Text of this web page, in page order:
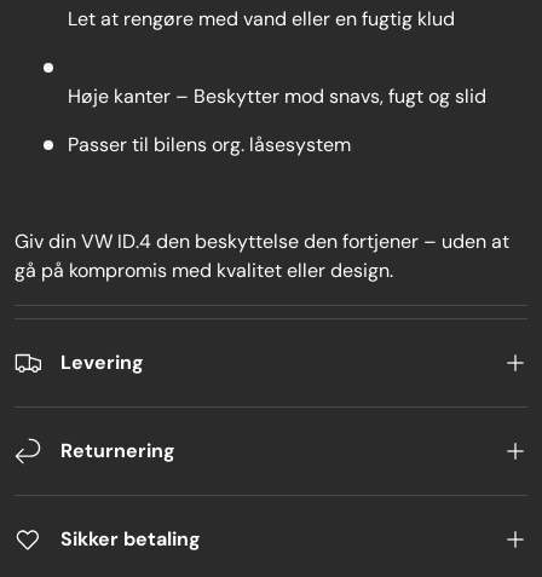
Let at rengøre med vand eller en fugtig klud
Høje kanter – Beskytter mod snavs, fugt og slid
Passer til bilens org. låsesystem
Giv din VW ID.4 den beskyttelse den fortjener – uden at
gå på kompromis med kvalitet eller design.
Levering
Returnering
Sikker betaling